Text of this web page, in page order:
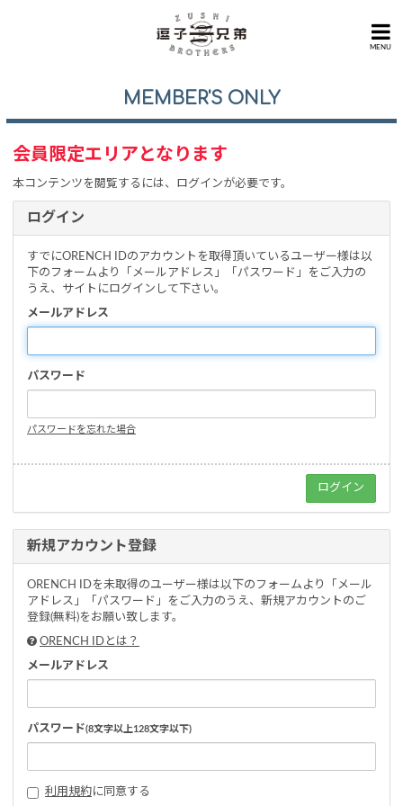
MENU
MEMBER'S ONLY
会員限定エリアとなります
本コンテンツを閲覧するには、ログインが必要です。
ログイン
すでにORENCH IDのアカウントを取得頂いているユーザー様は以
下のフォームより「メールアドレス」「パスワード」をご入力の
うえ、サイトにログインして下さい。
メールアドレス
パスワード
パスワードを忘れた場合
新規アカウント登録
ORENCH IDを未取得のユーザー様は以下のフォームより「メール
アドレス」「パスワード」をご入力のうえ、新規アカウントのご
登録(無料)をお願い致します。
ORENCH IDとは？
メールアドレス
パスワード(8文字以上128文字以下)
利用規約に同意する